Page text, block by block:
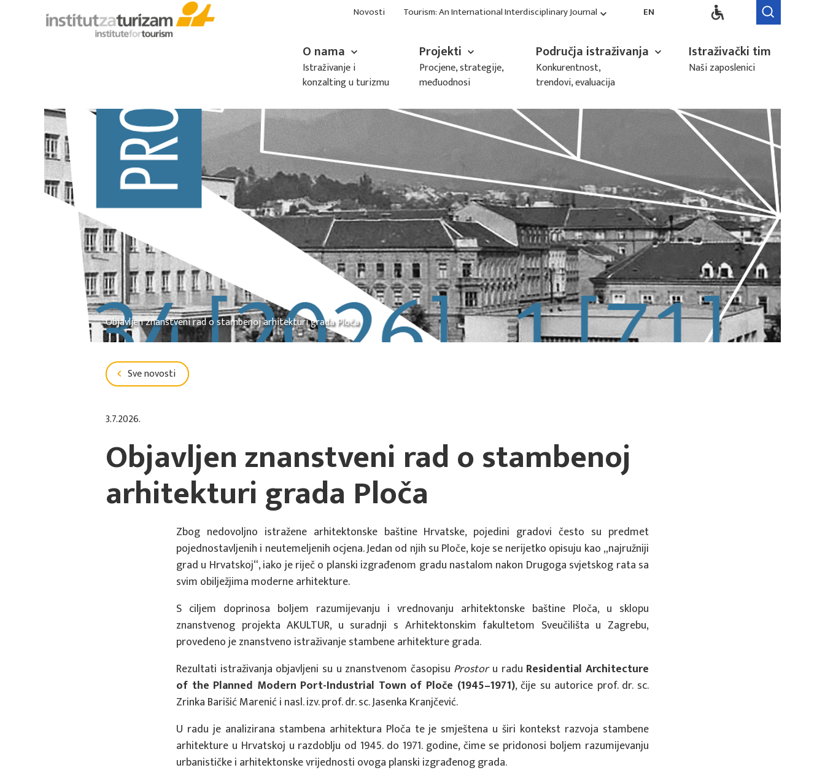
Novosti Tourism: An International Interdisciplinary Journal EN
O nama
Istraživanje i
konzalting u turizmu
Projekti
Procjene, strategije,
međuodnosi
Područja istraživanja
Konkurentnost,
trendovi, evaluacija
Istraživački tim
Naši zaposlenici
Objavljen znanstveni rad o stambenoj arhitekturi grada Ploča
Sve novosti
3.7.2026.
Objavljen znanstveni rad o stambenoj
arhitekturi grada Ploča
Zbog nedovoljno istražene arhitektonske baštine Hrvatske, pojedini gradovi često su predmet
pojednostavljenih i neutemeljenih ocjena. Jedan od njih su Ploče, koje se nerijetko opisuju kao „najružniji
grad u Hrvatskoj“, iako je riječ o planski izgrađenom gradu nastalom nakon Drugoga svjetskog rata sa
svim obilježjima moderne arhitekture.
S ciljem doprinosa boljem razumijevanju i vrednovanju arhitektonske baštine Ploča, u sklopu
znanstvenog projekta AKULTUR, u suradnji s Arhitektonskim fakultetom Sveučilišta u Zagrebu,
provedeno je znanstveno istraživanje stambene arhitekture grada.
Rezultati istraživanja objavljeni su u znanstvenom časopisu Prostoru radu Residential Architecture
of the Planned Modern Port-Industrial Town of Ploče (1945–1971), čije su autorice prof. dr. sc.
Zrinka Barišić Marenić i nasl. izv. prof. dr. sc. Jasenka Kranjčević.
U radu je analizirana stambena arhitektura Ploča te je smještena u širi kontekst razvoja stambene
arhitekture u Hrvatskoj u razdoblju od 1945. do 1971. godine, čime se pridonosi boljem razumijevanju
urbanističke i arhitektonske vrijednosti ovoga planski izgrađenog grada.